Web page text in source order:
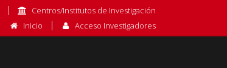
Centros/Institutos de Investigación
Inicio
Acceso Investigadores